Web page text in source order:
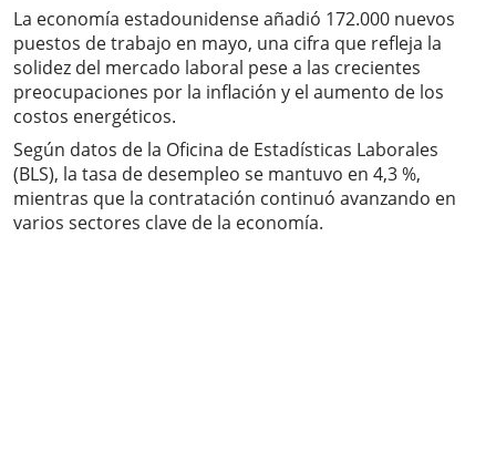
La economía estadounidense añadió 172.000 nuevos
puestos de trabajo en mayo, una cifra que refleja la
solidez del mercado laboral pese a las crecientes
preocupaciones por la inflación y el aumento de los
costos energéticos.
Según datos de la Oficina de Estadísticas Laborales
(BLS), la tasa de desempleo se mantuvo en 4,3 %,
mientras que la contratación continuó avanzando en
varios sectores clave de la economía.